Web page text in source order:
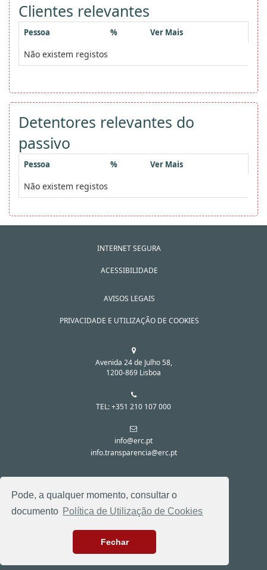
Pode, a qualquer momento, consultar o
documento Política de Utilização de Cookies
Fechar
Clientes relevantes
Pessoa % Ver Mais
Não existem registos
Detentores relevantes do
passivo
Pessoa % Ver Mais
Não existem registos
INTERNET SEGURA
ACESSIBILIDADE
AVISOS LEGAIS
PRIVACIDADE E UTILIZAÇÃO DE COOKIES
Avenida 24 de Julho 58,
1200-869 Lisboa
TEL: +351 210 107 000
info@erc.pt
info.transparencia@erc.pt